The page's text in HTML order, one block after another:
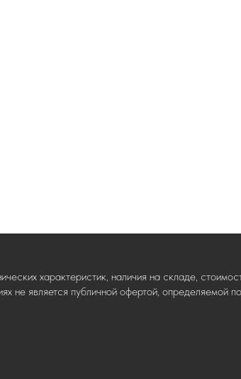
характеристик, наличия на складе,
не является публичной офертой, определяемой